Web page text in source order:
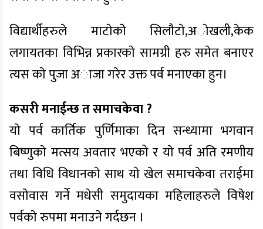
विद्यार्थीहरुले माटाेकाेे सिलाैटाे,अाेखली,केक
लगायतका विभिन्न प्रकारकाे सामग्री हरु समेत बनाएर
त्यस काे पुजा अाजा गरेर उक्त पर्व मनाएका हुन।
कसरी मनाईन्छ त समाचकेवा ?
याे पर्व कार्तिक पुर्णिमाका दिन सन्ध्यामा भगवान
बिष्णुकाे मत्सय अवतार भएको र याे पर्व अति रमणीय
तथा विधि विधानकाे साथ याे खेल समाचकेवा तराईमा
वसाेवास गर्ने मधेसी समुदायका महिलाहरुले विषेश
पर्वकाे रुपमा मनाउने गर्दछन ।